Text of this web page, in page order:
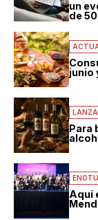
un
de
junio
Para
Aquí